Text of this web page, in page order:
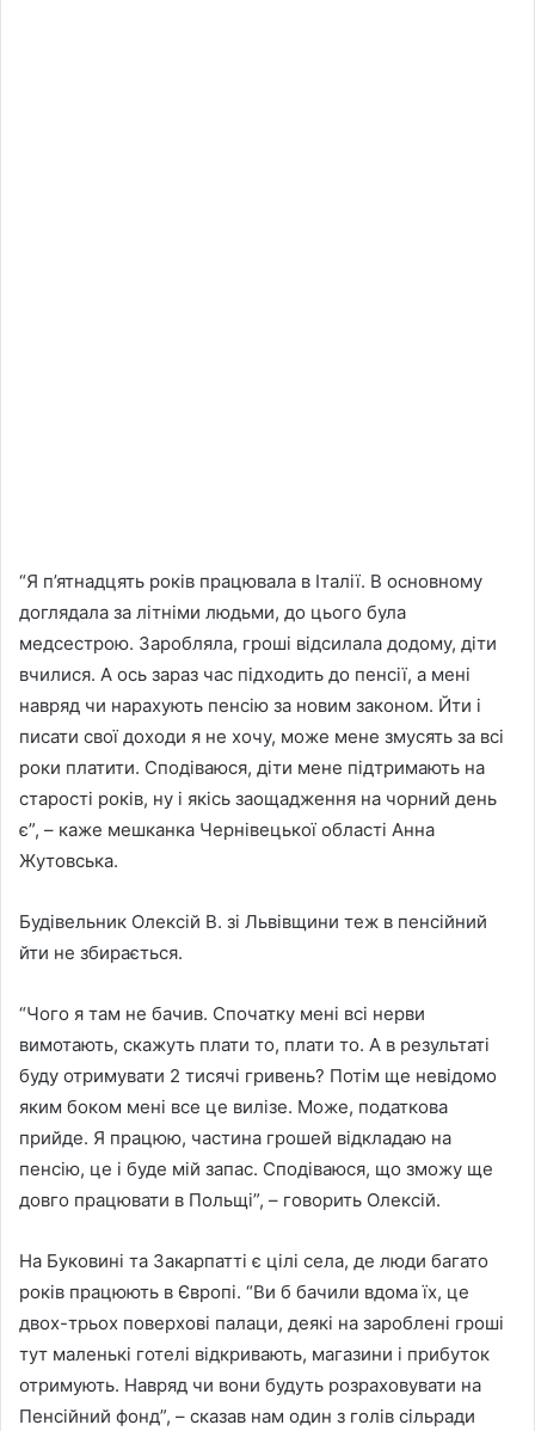
“Я п’ятнадцять років працювала в Італії. В основному
доглядала за літніми людьми, до цього була
медсестрою. Заробляла, гроші відсилала додому, діти
вчилися. А ось зараз час підходить до пенсії, а мені
навряд чи нарахують пенсію за новим законом. Йти і
писати свої доходи я не хочу, може мене змусять за всі
роки платити. Сподіваюся, діти мене підтримають на
старості років, ну і якісь заощадження на чорний день
є”, – каже мешканка Чернівецької області Анна
Жутовська.
Будівельник Олексій В. зі Львівщини теж в пенсійний
йти не збирається.
“Чого я там не бачив. Спочатку мені всі нерви
вимотають, скажуть плати то, плати то. А в результаті
буду отримувати 2 тисячі гривень? Потім ще невідомо
яким боком мені все це вилізе. Може, податкова
прийде. Я працюю, частина грошей відкладаю на
пенсію, це і буде мій запас. Сподіваюся, що зможу ще
довго працювати в Польщі”, – говорить Олексій.
На Буковині та Закарпатті є цілі села, де люди багато
років працюють в Європі. “Ви б бачили вдома їх, це
двох-трьох поверхові палаци, деякі на зароблені гроші
тут маленькі готелі відкривають, магазини і прибуток
отримують. Навряд чи вони будуть розраховувати на
Пенсійний фонд”, – сказав нам один з голів сільради